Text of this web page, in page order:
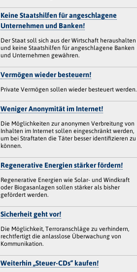
Keine Staatshilfen für angeschlagene
Unternehmen und Banken!
Der Staat soll sich aus der Wirtschaft heraushalten
und keine Staatshilfen für angeschlagene Banken
und Unternehmen gewähren.
Vermögen wieder besteuern!
Private Vermögen sollen wieder besteuert werden.
Weniger Anonymität im Internet!
Die Möglichkeiten zur anonymen Verbreitung von
Inhalten im Internet sollen eingeschränkt werden,
um bei Straftaten die Täter besser identifizieren zu
können.
Regenerative Energien stärker fördern!
Regenerative Energien wie Solar- und Windkraft
oder Biogasanlagen sollen stärker als bisher
gefördert werden.
Sicherheit geht vor!
Die Möglichkeit, Terroranschläge zu verhindern,
rechtfertigt die anlasslose Überwachung von
Kommunikation.
Weiterhin „Steuer-CDs“ kaufen!